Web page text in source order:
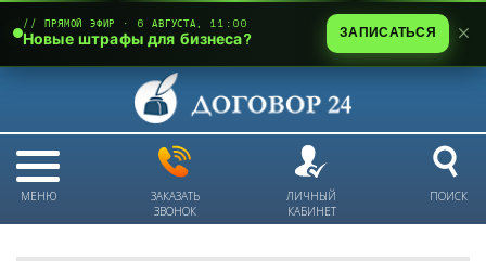
МЕНЮ
ЗАКАЗАТЬ
ЗВОНОК
ЛИЧНЫЙ
КАБИНЕТ
ПОИСК
// ПРЯМОЙ ЭФИР · 6 АВГУСТА, 11:00
Новые штрафы для бизнеса? ЗАПИСАТЬСЯ